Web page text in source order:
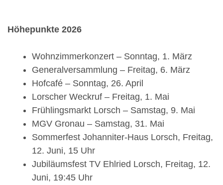
Höhepunkte 2026
Wohnzimmerkonzert – Sonntag, 1. März
Generalversammlung – Freitag, 6. März
Hofcafé – Sonntag, 26. April
Lorscher Weckruf – Freitag, 1. Mai
Frühlingsmarkt Lorsch – Samstag, 9. Mai
MGV Gronau – Samstag, 31. Mai
Sommerfest Johanniter-Haus Lorsch, Freitag,
12. Juni, 15 Uhr
Jubiläumsfest TV Ehlried Lorsch, Freitag, 12.
Juni, 19:45 Uhr